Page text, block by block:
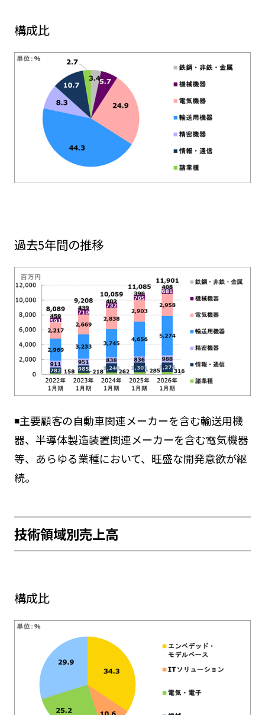
構成比
過去5年間の推移
◾️主要顧客の自動車関連メーカーを含む輸送用機
器、半導体製造装置関連メーカーを含む電気機器
等、あらゆる業種において、旺盛な開発意欲が継
続。
技術領域別売上高
構成比